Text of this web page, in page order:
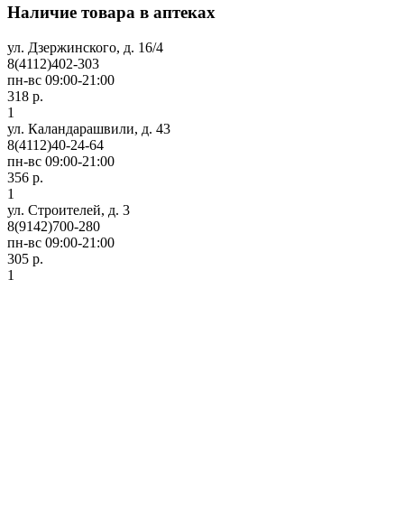
Наличие товара в аптеках
ул. Дзержинского, д. 16/4
8(4112)402-303
пн-вс 09:00-21:00
318 р.
1
ул. Каландарашвили, д. 43
8(4112)40-24-64
пн-вс 09:00-21:00
356 р.
1
ул. Строителей, д. 3
8(9142)700-280
пн-вс 09:00-21:00
305 р.
1